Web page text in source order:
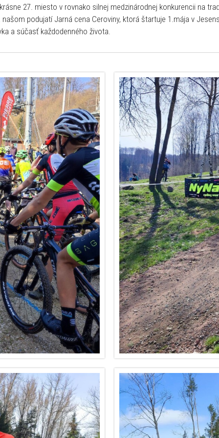
27. miesto v rovnako silnej medzinárodnej konkurencii na
podujatí Jarná cena Ceroviny, ktorá štartuje 1.mája v
a súčasť každodenného života.